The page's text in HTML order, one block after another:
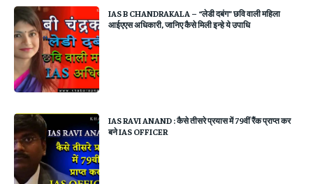
IAS B CHANDRAKALA – “लेडी दबंग” छवि वाली महिला
आईएएस अधिकारी, जानिए कैसे मिली इन्हे ये उपाधि
IAS RAVI ANAND : कैसे तीसरे प्रयास में 79वीं रैंक प्राप्त कर
बने IAS OFFICER